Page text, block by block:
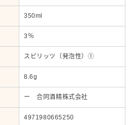
350ml
3％
スピリッツ（発泡性）①
8.6g
ー 合同酒精株式会社
4971980665250